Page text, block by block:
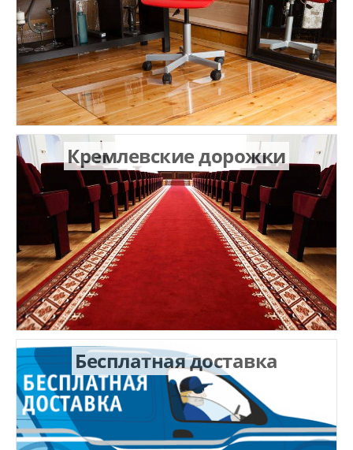
Кремлевские дорожки
Бесплатная доставка